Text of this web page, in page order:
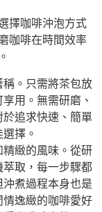
擇咖啡沖泡方式
咖啡在時間效率
。只需將茶包放
用。無需研磨、
追求快速、簡單
擇。
緻的風味。從研
取，每一步驟都
煮過程本身也是
逸緻的咖啡愛好